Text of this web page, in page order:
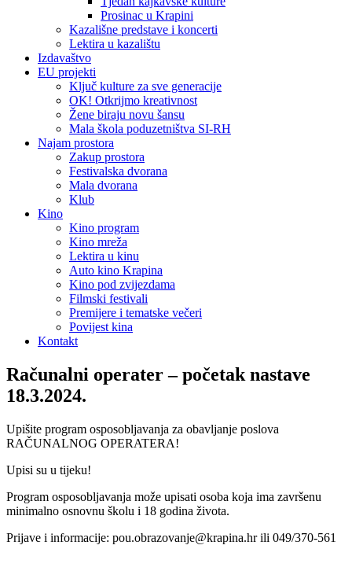
Prosinac u Krapini
Kazališne predstave i koncerti
Lektira u kazalištu
Izdavaštvo
EU projekti
Ključ kulture za sve generacije
OK! Otkrijmo kreativnost
Žene biraju novu šansu
Mala škola poduzetništva SI-RH
Najam prostora
Zakup prostora
Festivalska dvorana
Mala dvorana
Klub
Kino
Kino program
Kino mreža
Lektira u kinu
Auto kino Krapina
Kino pod zvijezdama
Filmski festivali
Premijere i tematske večeri
Povijest kina
Kontakt
Računalni operater – početak nastave
18.3.2024.
Upišite program osposobljavanja za obavljanje poslova
RAČUNALNOG OPERATERA!
Upisi su u tijeku!
Program osposobljavanja može upisati osoba koja ima završenu
minimalno osnovnu školu i 18 godina života.
Prijave i informacije: pou.obrazovanje@krapina.hr ili 049/370-561